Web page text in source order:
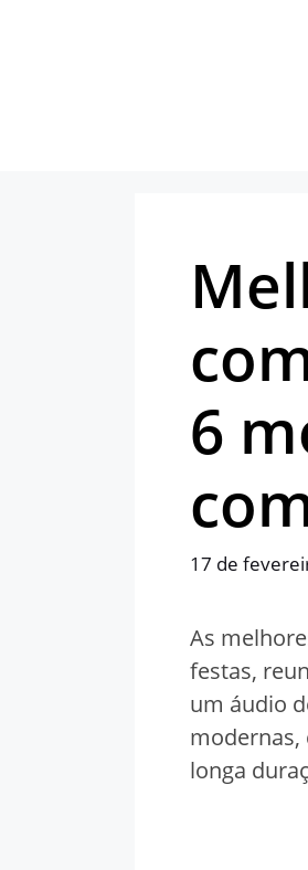
6
17 de
As
festas,
um áudio
modernas,
longa